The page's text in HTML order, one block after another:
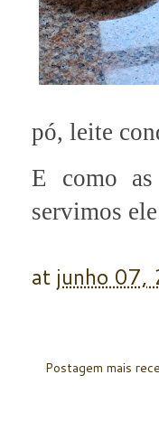
pó, leite
E como
servimos
at junho 07,
Postagem mais